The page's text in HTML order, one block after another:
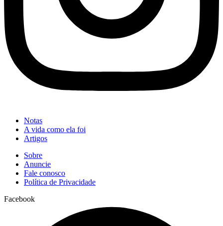
Notas
A vida como ela foi
Artigos
Sobre
Anuncie
Fale conosco
Política de Privacidade
Facebook